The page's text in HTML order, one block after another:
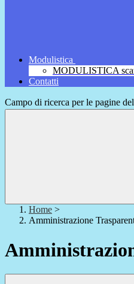
Modulistica
MODULISTICA
Contatti
Campo di ricerca per le pagine
Home >
Amministrazione